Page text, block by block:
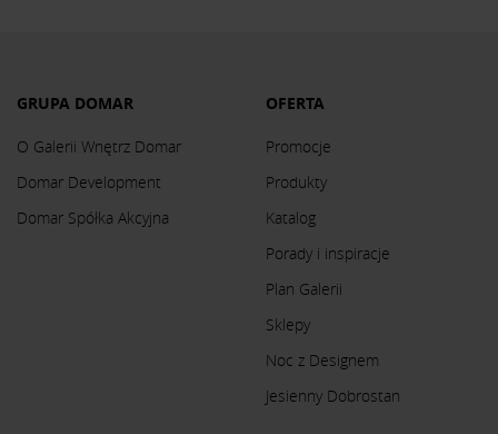
GRUPA DOMAR
O Galerii Wnętrz Domar
Domar Development
Domar Spółka Akcyjna
OFERTA
Promocje
Produkty
Katalog
Porady i inspiracje
Plan Galerii
Sklepy
Noc z Designem
Jesienny Dobrostan